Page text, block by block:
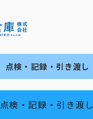
点検・記録・引き渡し
点検・記録・引き渡し